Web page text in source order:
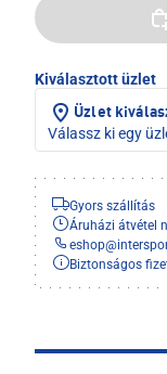
Kiválasztott üzlet
Üzlet
Válassz ki egy
Gyors szállítás
Áruházi átvétel
eshop@
Biztonságos